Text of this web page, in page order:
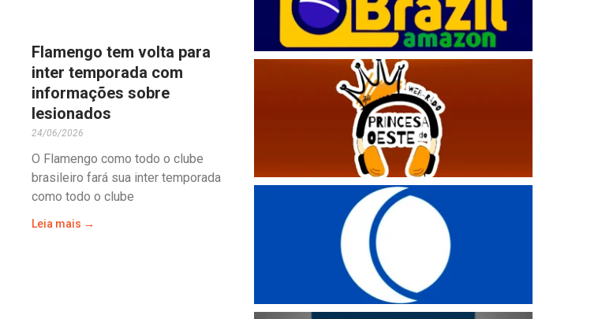
Flamengo tem volta para
inter temporada com
informações sobre
lesionados
24/06/2026
O Flamengo como todo o clube
brasileiro fará sua inter temporada
como todo o clube
Leia mais →